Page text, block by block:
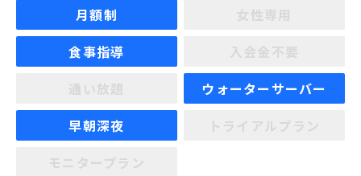
月額制
食事指導
ウォーターサーバー
早朝深夜